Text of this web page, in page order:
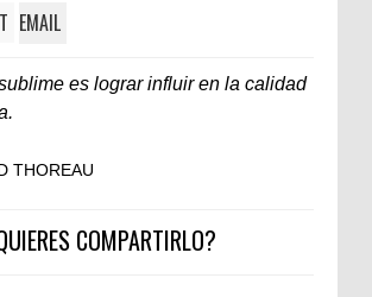
EMAIL
es lograr influir en la calidad
THOREAU
COMPARTIRLO?